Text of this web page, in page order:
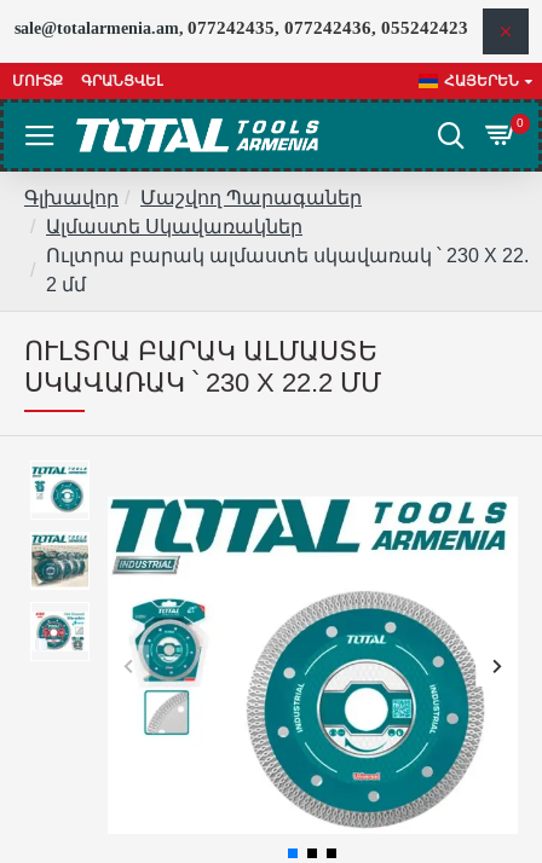
sale@totalarmenia.am, 077242435, 077242436, 055242423
ՄՈՒՏՔ ԳՐԱՆՑՎԵԼ ՀԱՅԵՐԵՆ
0
Գլխավոր
Մաշվող Պարագաներ
Ալմաստե Սկավառակներ
Ուլտրա բարակ ալմաստե սկավառակ ՝ 230 X 22.
2 մմ
ՈՒԼՏՐԱ ԲԱՐԱԿ ԱԼՄԱՍՏԵ
ՍԿԱՎԱՌԱԿ ՝ 230 X 22.2 ՄՄ